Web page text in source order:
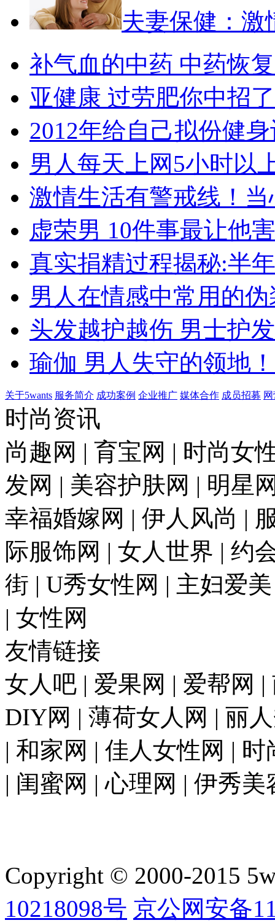
夫妻保健：激
补气血的中药 中药恢
亚健康 过劳肥你中招
2012年给自己拟份健
男人每天上网5小时以
激情生活有警戒线！当
虚荣男 10件事最让他
真实捐精过程揭秘:半
男人在情感中常用的
头发越护越伤 男士护
瑜伽 男人失守的领地！
关于5wants 服务简介 成功案例 企业推广 媒体合作 成员招募
时尚资讯
尚趣网 | 育宝网 | 时尚女
发网 | 美容护肤网 | 明星
幸福婚嫁网 | 伊人风尚 |
际服饰网 | 女人世界 | 约
街 | U秀女性网 | 主妇爱
| 女性网
友情链接
女人吧 | 爱果网 | 爱帮网
DIY网 | 薄荷女人网 | 丽
| 和家网 | 佳人女性网 |
| 闺蜜网 | 心理网 | 伊秀美
Copyright © 2000-2015
10218098号 京公网安备